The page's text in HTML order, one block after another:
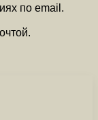
по email.